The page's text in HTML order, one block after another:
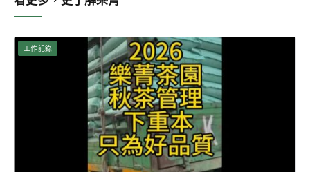
工作記錄